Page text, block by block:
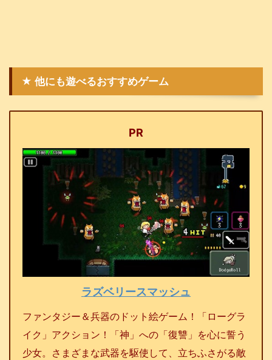
★ 他にも遊べるおすすめゲーム
PR
ラズベリースマッシュ
ファンタジー＆兵器のドット絵ゲーム！「ローグラ
イク」アクション！「神」への「復讐」を心に誓う
少女。さまざまな武器を駆使して、立ちふさがる敵